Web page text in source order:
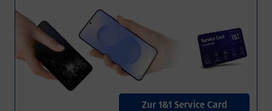
Zur 1&1 Service Card